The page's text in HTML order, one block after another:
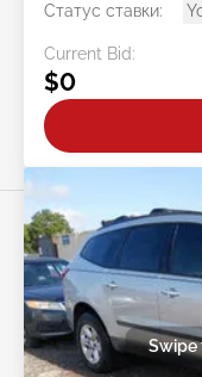
Статус ставки:
Current Bid:
$0
Swipe